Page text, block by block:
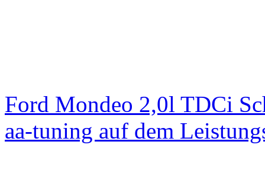
Ford Mondeo 2,0l TDCi
aa-tuning auf dem